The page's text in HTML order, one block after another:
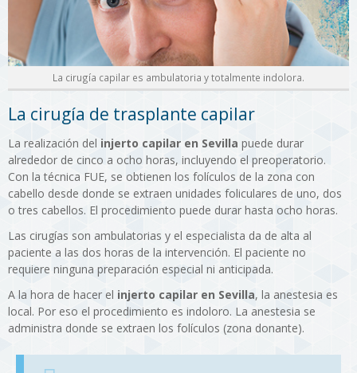
La cirugía capilar es ambulatoria y totalmente indolora.
La cirugía de trasplante capilar
La realización del injerto capilar en Sevilla puede durar
alrededor de cinco a ocho horas, incluyendo el preoperatorio.
Con la técnica FUE, se obtienen los folículos de la zona con
cabello desde donde se extraen unidades foliculares de uno, dos
o tres cabellos. El procedimiento puede durar hasta ocho horas.
Las cirugías son ambulatorias y el especialista da de alta al
paciente a las dos horas de la intervención. El paciente no
requiere ninguna preparación especial ni anticipada.
A la hora de hacer el injerto capilar en Sevilla, la anestesia es
local. Por eso el procedimiento es indoloro. La anestesia se
administra donde se extraen los folículos (zona donante).